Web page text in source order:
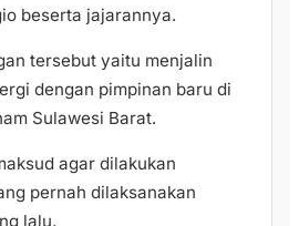
beserta jajarannya.
tersebut yaitu menjalin
dengan pimpinan baru di
Sulawesi Barat.
agar dilakukan
pernah dilaksanakan
lalu.